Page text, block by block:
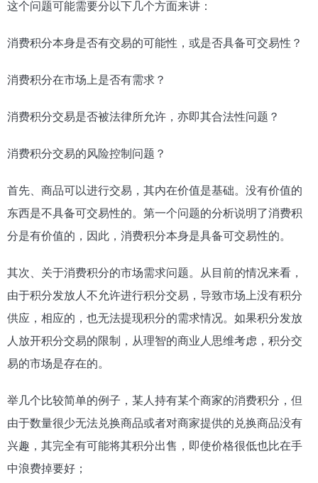
这个问题可能需要分以下几个方面来讲：
消费积分本身是否有交易的可能性，或是否具备可交易性？
消费积分在市场上是否有需求？
消费积分交易是否被法律所允许，亦即其合法性问题？
消费积分交易的风险控制问题？
首先、商品可以进行交易，其内在价值是基础。没有价值的
东西是不具备可交易性的。第一个问题的分析说明了消费积
分是有价值的，因此，消费积分本身是具备可交易性的。
其次、关于消费积分的市场需求问题。从目前的情况来看，
由于积分发放人不允许进行积分交易，导致市场上没有积分
供应，相应的，也无法提现积分的需求情况。如果积分发放
人放开积分交易的限制，从理智的商业人思维考虑，积分交
易的市场是存在的。
举几个比较简单的例子，某人持有某个商家的消费积分，但
由于数量很少无法兑换商品或者对商家提供的兑换商品没有
兴趣，其完全有可能将其积分出售，即使价格很低也比在手
中浪费掉要好；